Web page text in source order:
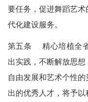
要任务，促进舞蹈艺
代化建设服务。
第五条 精心培植全
出实践，不断解放思
自由发展和艺术个性
出的优秀人才，将予